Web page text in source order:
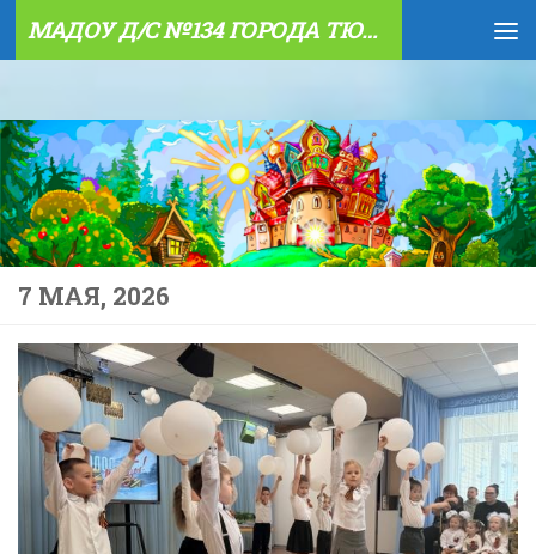
Skip to content МАДОУ Д/С №134 ГОРОДА ТЮМЕНИ
7 МАЯ, 2026